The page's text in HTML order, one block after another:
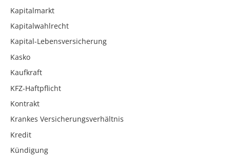
Kapitalmarkt
Kapitalwahlrecht
Kapital-Lebensversicherung
Kasko
Kaufkraft
KFZ-Haftpflicht
Kontrakt
Krankes Versicherungsverhältnis
Kredit
Kündigung